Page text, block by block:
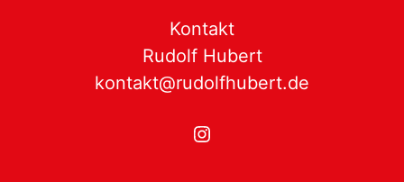
Kontakt
Rudolf Hubert
kontakt@rudolfhubert.de
Instagram